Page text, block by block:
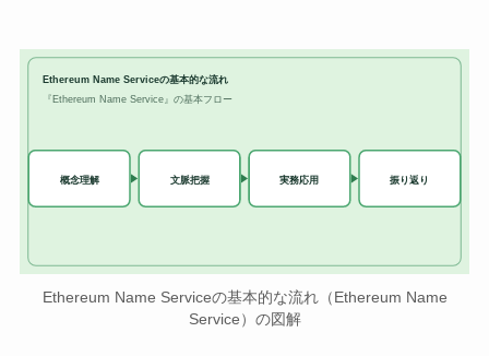
Ethereum Name Serviceの基本的な流れ
『Ethereum Name Service』の基本フロー
概念理解 文脈把握 実務応用 振り返り
Ethereum Name Serviceの基本的な流れ（Ethereum Name
Service）の図解